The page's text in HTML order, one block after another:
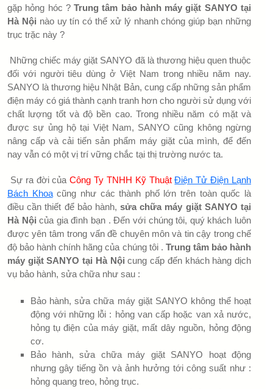
gặp hỏng hóc ?Trung tâm bảo hành máy giặt SANYO tại
Hà Nội nào uy tín có thể xử lý nhanh chóng giúp bạn những
trục trặc này ?
Những chiếc máy giặt SANYO đã là thương hiệu quen thuộc
đối với người tiêu dùng ở Việt Nam trong nhiều năm nay.
SANYO là thương hiệu Nhật Bản, cung cấp những sản phẩm
điện máy có giá thành cạnh tranh hơn cho người sử dụng với
chất lượng tốt và độ bền cao. Trong nhiều năm có mặt và
được sự ủng hộ tại Việt Nam, SANYO cũng không ngừng
nâng cấp và cải tiến sản phẩm máy giặt của mình, để đến
nay vẫn có một vị trí vững chắc tại thị trường nước ta.
Sự ra đời củaCông Ty TNHH Kỹ ThuậtĐiện Tử Điện Lạnh
Bách Khoa cũng như các thành phố lớn trên toàn quốc là
điều cần thiết để bảo hành,sửa chữa máy giặt SANYO tại
Hà Nội của gia đình bạn . Đến với chúng tôi, quý khách luôn
được yên tâm trong vấn đề chuyên môn và tin cậy trong chế
độ bảo hành chính hãng của chúng tôi . Trung tâm bảo hành
máy giặt SANYO tại Hà Nộicung cấp đến khách hàng dịch
vụ bảo hành, sửa chữa như sau :
Bảo hành, sửa chữa máy giặt SANYO không thể hoạt
động với những lỗi : hỏng van cấp hoặc van xả nước,
hỏng tụ điện của máy giặt, mất dây nguồn, hỏng động
cơ.
Bảo hành, sửa chữa máy giặt SANYO hoạt động
nhưng gây tiếng ồn và ảnh hưởng tới công suất như :
hỏng quang treo, hỏng trục.